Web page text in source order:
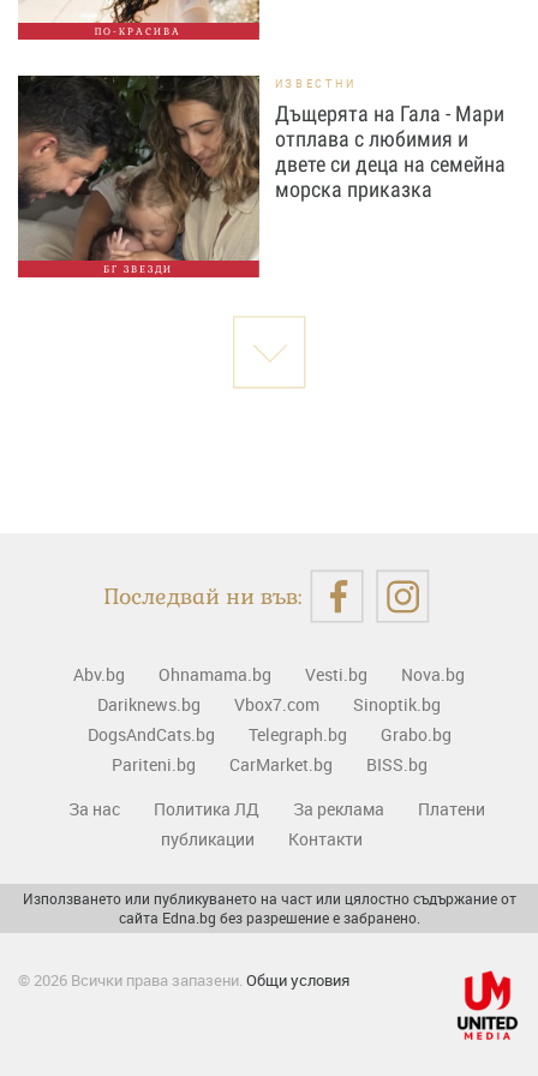
ПО-КРАСИВА
БГ ЗВЕЗДИ
ИЗВЕСТНИ
Дъщерята на Гала - Мари
отплава с любимия и
двете си деца на семейна
морска приказка
Последвай ни във:
Abv.bg Ohnamama.bg Vesti.bg
Nova.bg
Dariknews.bg
Vbox7.com
Sinoptik.bg
DogsAndCats.bg
Telegraph.bg
Grabo.bg
Pariteni.bg
CarMarket.bg
BISS.bg
За нас
Политика ЛД За реклама
Платени
публикации
Контакти
Използването или публикуването на част или цялостно съдържание от
сайта Edna.bg без разрешение е забранено.
© 2026 Всички права запазени. Общи условия